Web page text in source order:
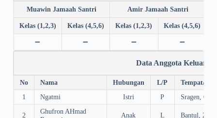
Muawin Jamaah Santri Amir Jamaah Santri
Kelas (1,2,3) Kelas (4,5,6) Kelas (1,2,3) Kelas (4,5,6)
➖ ➖ ➖ ➖
Data Anggota Keluarga
No Nama Hubungan L/P
Tempat/
1
Ngatmi Istri P Sragen, 02/
2
Ghufron AHmad
Anak L Bantul, 24/